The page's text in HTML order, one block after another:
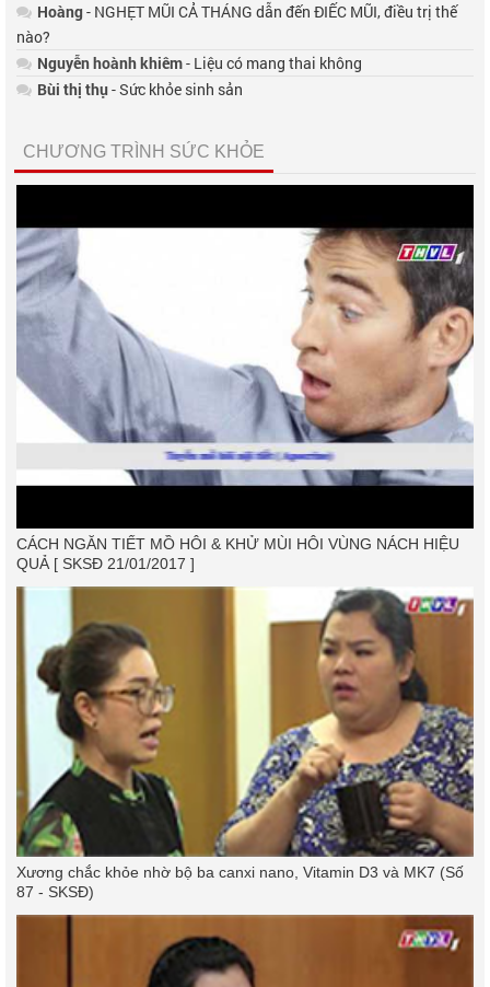
Hoàng- NGHẸT MŨI CẢ THÁNG dẫn đến ĐIẾC MŨI, điều trị thế
nào?
Nguyễn hoành khiêm- Liệu có mang thai không
Bùi thị thụ- Sức khỏe sinh sản
CHƯƠNG TRÌNH SỨC KHỎE
CÁCH NGĂN TIẾT MỒ HÔI & KHỬ MÙI HÔI VÙNG NÁCH HIỆU
QUẢ [ SKSĐ 21/01/2017 ]
Xương chắc khỏe nhờ bộ ba canxi nano, Vitamin D3 và MK7 (Số
87 - SKSĐ)